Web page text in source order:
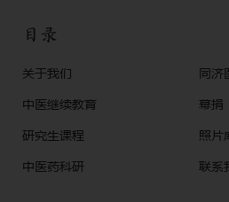
目录
关于我们
中医继续教育
研究生课程
中医药科研
同济
幕捐
照片
联系